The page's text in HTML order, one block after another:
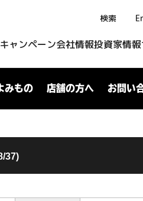
検索
ャンペーン会社情報投資家情報
みもの 店舗の方へ お問い
37)